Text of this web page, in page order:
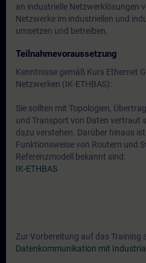
an industrielle Netzwerklösungen
Netzwerke im industriellen und
umsetzen und betreiben.
Teilnahmevoraussetzung
Kenntnisse gemäß Kurs Ethernet
Netzwerken (IK-ETHBAS):
Sie sollten mit Topologien,
und Transport von Daten vertraut
dazu verstehen. Darüber hinaus
Funktionsweise von Routern und
Referenzmodell bekannt sind.
IK-ETHBAS
Zur Vorbereitung auf das Training
Datenkommunikation mit